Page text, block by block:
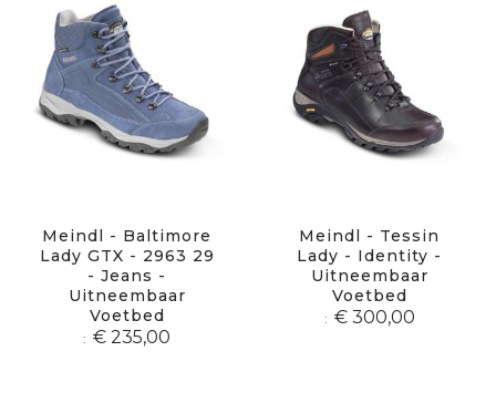
Meindl - Baltimore
Lady GTX - 2963 29
- Jeans -
Uitneembaar
Voetbed
€ 235,00
Meindl - Tessin
Lady - Identity -
Uitneembaar
Voetbed
€ 300,00